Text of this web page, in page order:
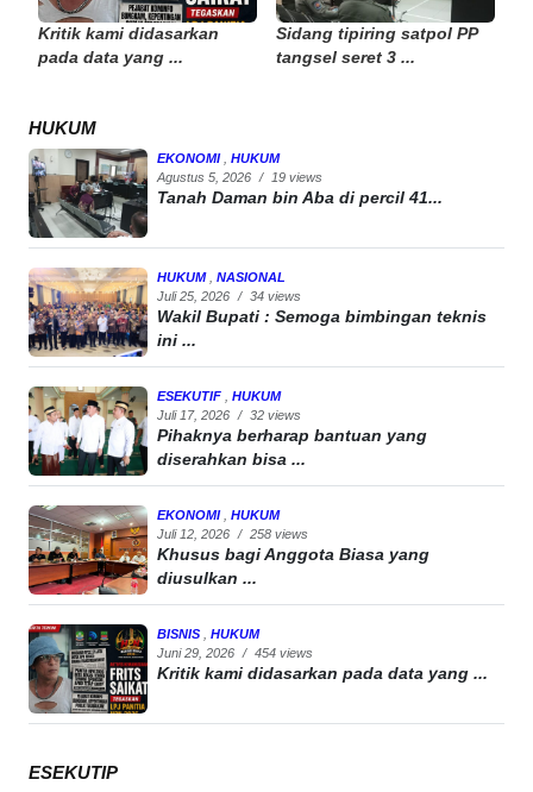
Kritik kami didasarkan
pada data yang ...
Sidang tipiring satpol PP
tangsel seret 3 ...
HUKUM
EKONOMI
HUKUM
Agustus 5, 2026 / 19 views
Tanah Daman bin Aba di percil 41...
HUKUM
NASIONAL
Juli 25, 2026 / 34 views
Wakil Bupati : Semoga bimbingan teknis
ini ...
ESEKUTIF
HUKUM
Juli 17, 2026 / 32 views
Pihaknya berharap bantuan yang
diserahkan bisa ...
EKONOMI
HUKUM
Juli 12, 2026 / 258 views
Khusus bagi Anggota Biasa yang
diusulkan ...
BISNIS
HUKUM
Juni 29, 2026 / 454 views
Kritik kami didasarkan pada data yang ...
ESEKUTIP